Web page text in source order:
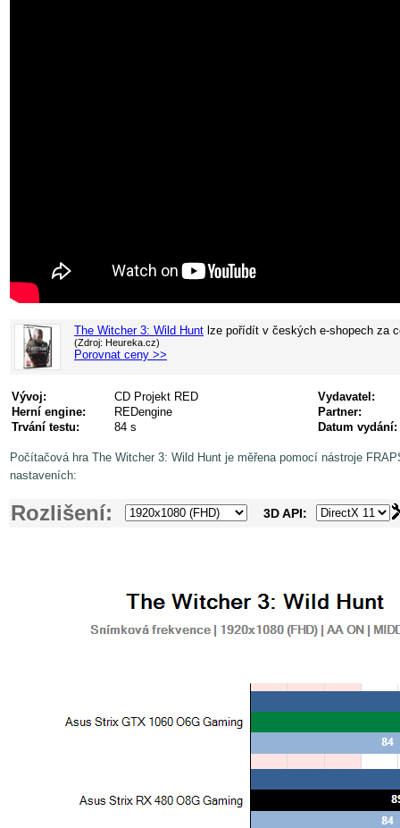
The Witcher 3: Wild Hunt lze pořídít v českých e-shopech za
(Zdroj: Heureka.cz)
Porovnat ceny >>
Vývoj: CD Projekt RED
Vydavatel:
Herní engine:
REDengine
Partner:
Trvání testu:
84 s Datum vydání:
Počítačová hra The Witcher 3: Wild Hunt je měřena pomocí nástroje
nastaveních:
Rozlišení: 3D API: